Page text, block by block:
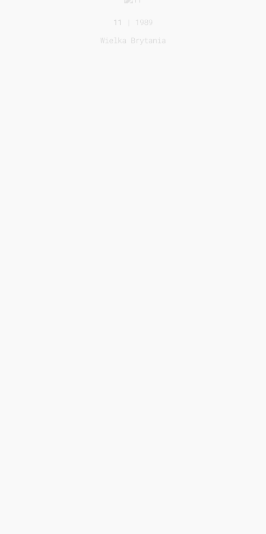
11 | 1989
Wielka Brytania